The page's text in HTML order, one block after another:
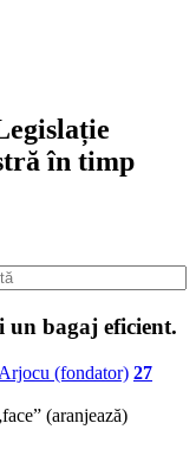
în timp
un bagaj eficient.
(fondator) 27
(aranjează)